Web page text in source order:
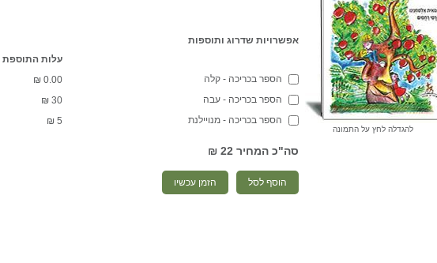
להגדלה לחץ על התמונה
אפשרויות שדרוג ותוספות
עלות התוספת
הספר בכריכה - קלה
0.00
₪
הספר בכריכה - עבה
30
₪
הספר בכריכה - מנויילנת
5
₪
סה"כ המחיר 22 ₪
הוסף לסל הזמן עכשיו